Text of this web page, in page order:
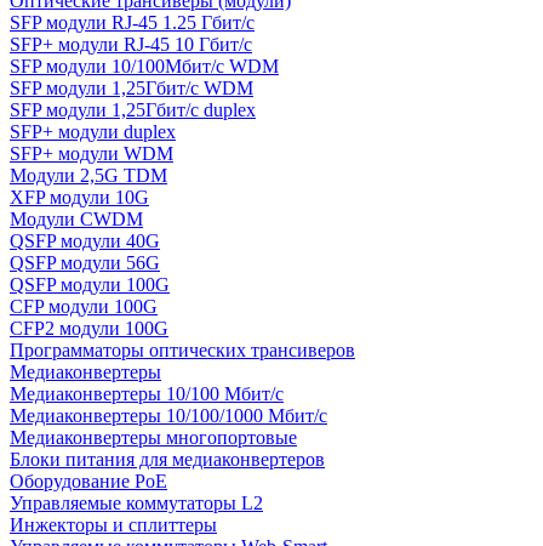
SFP модули RJ-45 1.25 Гбит/c
SFP+ модули RJ-45 10 Гбит/c
SFP модули 10/100Мбит/с WDM
SFP модули 1,25Гбит/с WDM
SFP модули 1,25Гбит/с duplex
SFP+ модули duplex
SFP+ модули WDM
Модули 2,5G TDM
XFP модули 10G
Модули CWDM
QSFP модули 40G
QSFP модули 56G
QSFP модули 100G
CFP модули 100G
CFP2 модули 100G
Программаторы оптических трансиверов
Медиаконвертеры
Медиаконвертеры 10/100 Мбит/с
Медиаконвертеры 10/100/1000 Мбит/c
Медиаконвертеры многопортовые
Блоки питания для медиаконвертеров
Оборудование PoE
Управляемые коммутаторы L2
Инжекторы и сплиттеры